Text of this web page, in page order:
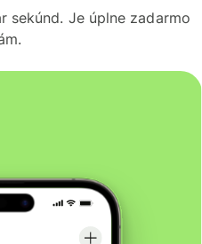
sekúnd. Je úplne zadarmo